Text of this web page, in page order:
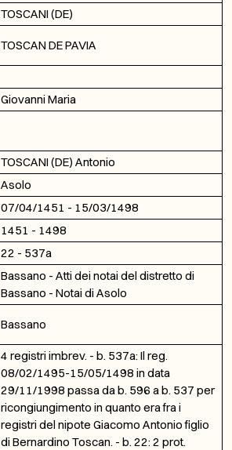
TOSCANI (DE)
TOSCAN DE PAVIA
Giovanni Maria
TOSCANI (DE) Antonio
Asolo
07/04/1451 - 15/03/1498
1451 - 1498
22 - 537a
Bassano - Atti dei notai del distretto di
Bassano - Notai di Asolo
Bassano
4 registri imbrev. - b. 537a: Il reg.
08/02/1495-15/05/1498 in data
29/11/1998 passa da b. 596 a b. 537 per
ricongiungimento in quanto era fra i
registri del nipote Giacomo Antonio figlio
di Bernardino Toscan. - b. 22: 2 prot.